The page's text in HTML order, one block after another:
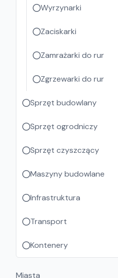
Wyrzynarki
Zaciskarki
Zamrażarki do rur
Zgrzewarki do rur
Sprzęt budowlany
Sprzęt ogrodniczy
Sprzęt czyszczący
Maszyny budowlane
Infrastruktura
Transport
Kontenery
Miasta